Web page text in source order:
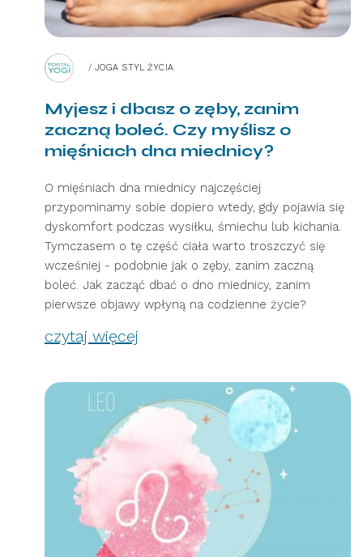
/ JOGA STYL ŻYCIA
Myjesz i dbasz o zęby, zanim
zaczną boleć. Czy myślisz o
mięśniach dna miednicy?
O mięśniach dna miednicy najczęściej
przypominamy sobie dopiero wtedy, gdy pojawia się
dyskomfort podczas wysiłku, śmiechu lub kichania.
Tymczasem o tę część ciała warto troszczyć się
wcześniej - podobnie jak o zęby, zanim zaczną
boleć. Jak zacząć dbać o dno miednicy, zanim
pierwsze objawy wpłyną na codzienne życie?
czytaj więcej